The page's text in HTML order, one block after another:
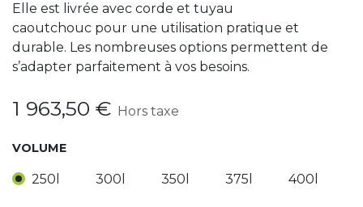
Elle est livrée avec corde et tuyau
caoutchouc pour une utilisation pratique et
durable. Les nombreuses options permettent de
s’adapter parfaitement à vos besoins.
1 963,50 € Hors taxe
VOLUME
250l 300l 350l 375l 400l